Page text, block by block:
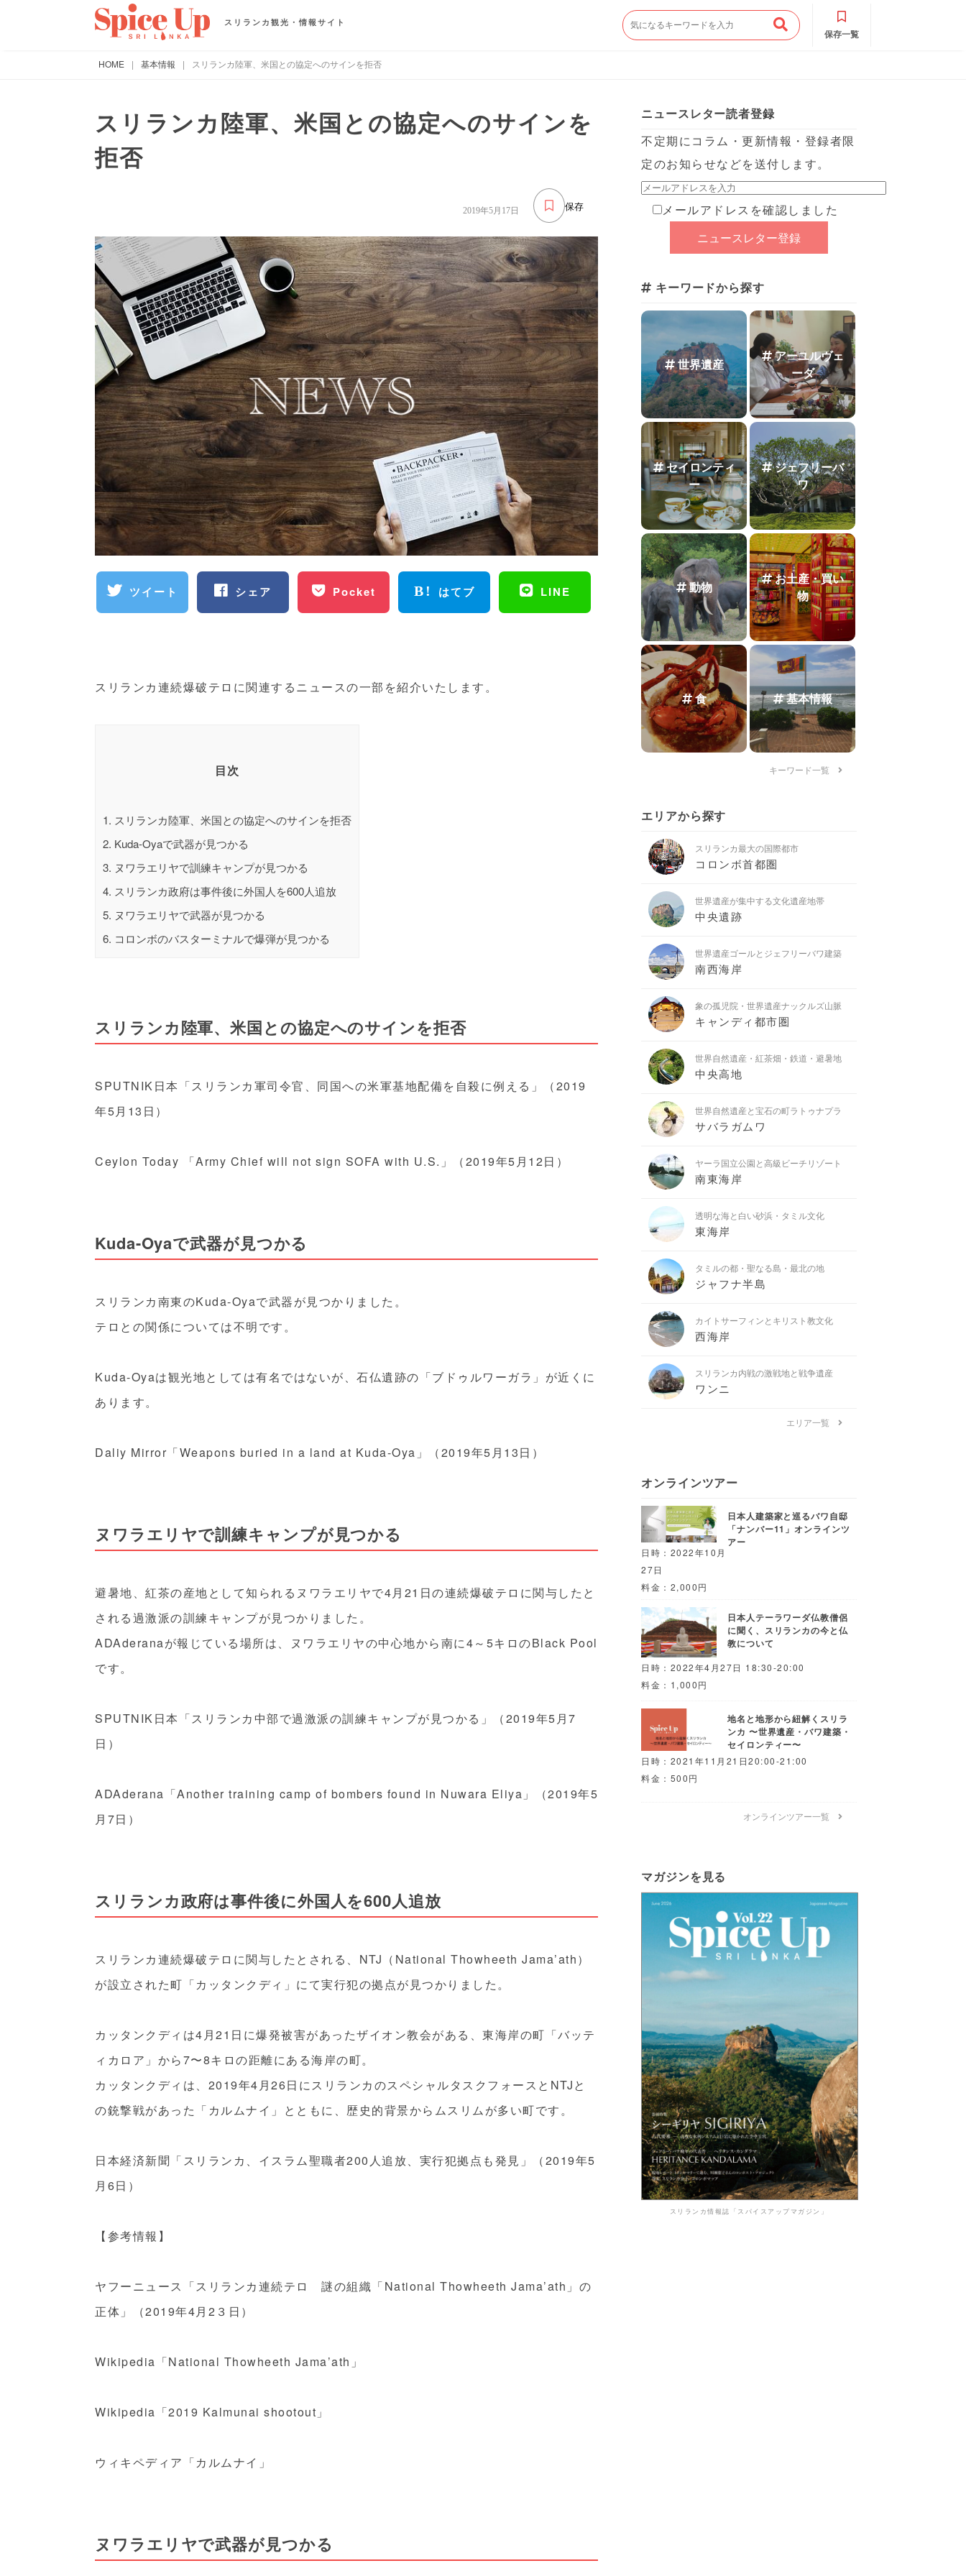
スリランカ観光・情報サイト
保存一覧
HOME | 基本情報 | スリランカ陸軍、米国との協定へのサインを拒否
スリランカ陸軍、米国との協定へのサインを
拒否
保存
2019年5月17日
ツイート シェア Pocket はてブ LINE
スリランカ連続爆破テロに関連するニュースの一部を紹介いたします。
目次
1. スリランカ陸軍、米国との協定へのサインを拒否
2. Kuda-Oyaで武器が見つかる
3. ヌワラエリヤで訓練キャンプが見つかる
4. スリランカ政府は事件後に外国人を600人追放
5. ヌワラエリヤで武器が見つかる
6. コロンボのバスターミナルで爆弾が見つかる
スリランカ陸軍、米国との協定へのサインを拒否
SPUTNIK日本「スリランカ軍司令官、同国への米軍基地配備を自殺に例える」（2019
年5月13日）
Ceylon Today 「Army Chief will not sign SOFA with U.S.」（2019年5月12日）
Kuda-Oyaで武器が見つかる
スリランカ南東のKuda-Oyaで武器が見つかりました。
テロとの関係については不明です。
Kuda-Oyaは観光地としては有名ではないが、石仏遺跡の「ブドゥルワーガラ」が近くに
あります。
Daliy Mirror「Weapons buried in a land at Kuda-Oya」（2019年5月13日）
ヌワラエリヤで訓練キャンプが見つかる
避暑地、紅茶の産地として知られるヌワラエリヤで4月21日の連続爆破テロに関与したと
される過激派の訓練キャンプが見つかりました。
ADAderanaが報じている場所は、ヌワラエリヤの中心地から南に4～5キロのBlack Pool
です。
SPUTNIK日本「スリランカ中部で過激派の訓練キャンプが見つかる」（2019年5月7
日）
ADAderana「Another training camp of bombers found in Nuwara Eliya」（2019年5
月7日）
スリランカ政府は事件後に外国人を600人追放
スリランカ連続爆破テロに関与したとされる、NTJ（National Thowheeth Jama’ath）
が設立された町「カッタンクディ」にて実行犯の拠点が見つかりました。
カッタンクディは4月21日に爆発被害があったザイオン教会がある、東海岸の町「バッテ
ィカロア」から7〜8キロの距離にある海岸の町。
カッタンクディは、2019年4月26日にスリランカのスペシャルタスクフォースとNTJと
の銃撃戦があった「カルムナイ」とともに、歴史的背景からムスリムが多い町です。
日本経済新聞「スリランカ、イスラム聖職者200人追放、実行犯拠点も発見」（2019年5
月6日）
【参考情報】
ヤフーニュース「スリランカ連続テロ 謎の組織「National Thowheeth Jama’ath」の
正体」（2019年4月2３日）
Wikipedia「National Thowheeth Jama’ath」
Wikipedia「2019 Kalmunai shootout」
ウィキペディア「カルムナイ」
ヌワラエリヤで武器が見つかる
ニュースレター読者登録
不定期にコラム・更新情報・登録者限
定のお知らせなどを送付します。
メールアドレスを確認しました
キーワードから探す
世界遺産
アーユルヴェ
ーダ
セイロンティ
ー
ジェフリーバ
ワ
動物
お土産・買い
物
食 基本情報
キーワード一覧
エリアから探す
スリランカ最大の国際都市
コロンボ首都圏
世界遺産が集中する文化遺産地帯
中央遺跡
世界遺産ゴールとジェフリーバワ建築
南西海岸
象の孤児院・世界遺産ナックルズ山脈
キャンディ都市圏
世界自然遺産・紅茶畑・鉄道・避暑地
中央高地
世界自然遺産と宝石の町ラトゥナプラ
サバラガムワ
ヤーラ国立公園と高級ビーチリゾート
南東海岸
透明な海と白い砂浜・タミル文化
東海岸
タミルの都・聖なる島・最北の地
ジャフナ半島
カイトサーフィンとキリスト教文化
西海岸
スリランカ内戦の激戦地と戦争遺産
ワンニ
エリア一覧
オンラインツアー
日本人建築家と巡るバワ自邸
「ナンバー11」オンラインツ
アー
日時：2022年10月
27日
料金：2,000円
日本人テーラワーダ仏教僧侶
に聞く、スリランカの今と仏
教について
日時：2022年4月27日 18:30-20:00
料金：1,000円
地名と地形から紐解くスリラ
ンカ 〜世界遺産・バワ建築・
セイロンティー〜
日時：2021年11月21日20:00-21:00
料金：500円
オンラインツアー一覧
マガジンを見る
スリランカ情報誌「スパイスアップマガジン」